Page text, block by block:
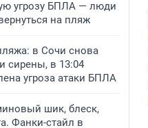
угрозу БПЛА — люди
на пляж
в Сочи снова
сирены, в 13:04
угроза атаки БПЛА
шик, блеск,
Фанки-стайл в